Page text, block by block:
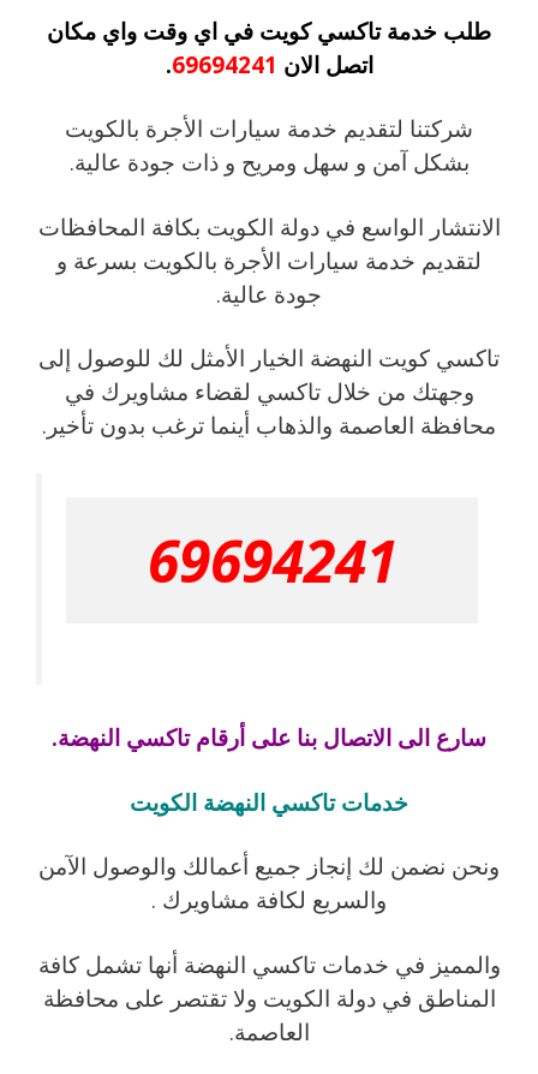
طلب خدمة تاكسي كويت في اي وقت واي مكان
اتصل الان 69694241
.
شركتنا لتقديم خدمة سيارات الأجرة بالكويت
بشكل آمن و سهل ومريح و ذات جودة عالية.
الانتشار الواسع في دولة الكويت بكافة المحافظات
لتقديم خدمة سيارات الأجرة بالكويت بسرعة و
جودة عالية.
تاكسي كويت النهضة الخيار الأمثل لك للوصول إلى
وجهتك من خلال تاكسي لقضاء مشاويرك في
محافظة العاصمة والذهاب أينما ترغب بدون تأخير.
69694241
سارع الى الاتصال بنا على أرقام تاكسي النهضة.
خدمات تاكسي النهضة الكويت
ونحن نضمن لك إنجاز جميع أعمالك والوصول الآمن
والسريع لكافة مشاويرك .
والمميز في خدمات تاكسي النهضة أنها تشمل كافة
المناطق في دولة الكويت ولا تقتصر على محافظة
العاصمة.